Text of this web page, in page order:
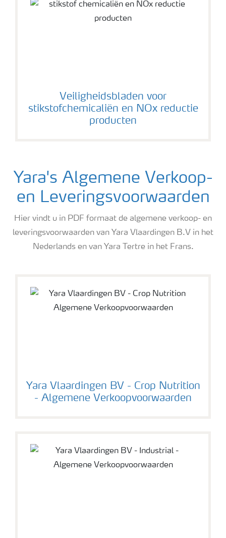
Veiligheidsbladen voor
stikstofchemicaliën en NOx reductie
producten
Yara's Algemene Verkoop-
en Leveringsvoorwaarden
Hier vindt u in PDF formaat de algemene verkoop- en
leveringsvoorwaarden van Yara Vlaardingen B.V in het
Nederlands en van Yara Tertre in het Frans.
Yara's Algemene Verkoop- en Leveringsvoorwaarden
Yara Vlaardingen BV - Crop Nutrition
- Algemene Verkoopvoorwaarden